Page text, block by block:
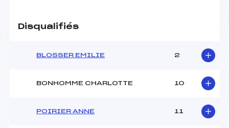
Disqualifiés
BLOSSER EMILIE 2
BONHOMME CHARLOTTE 10
POIRIER ANNE 11